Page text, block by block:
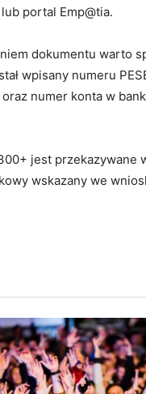
portal Emp@tia.
dokumentu warto
wpisany numeru
numer konta w
jest przekazywane
wskazany we